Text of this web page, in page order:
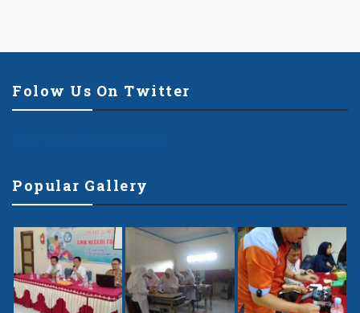
Folow Us On Twitter
Popular Gallery